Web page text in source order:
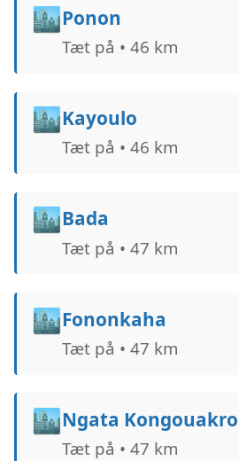
🏙️Ponon
Tæt på • 46 km
🏙️Kayoulo
Tæt på • 46 km
🏙️Bada
Tæt på • 47 km
🏙️Fononkaha
Tæt på • 47 km
🏙️Ngata Kongouakro
Tæt på • 47 km